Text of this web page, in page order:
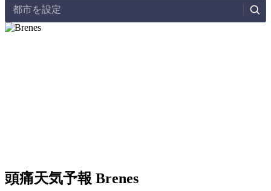
都市を設定
頭痛天気予報 Brenes